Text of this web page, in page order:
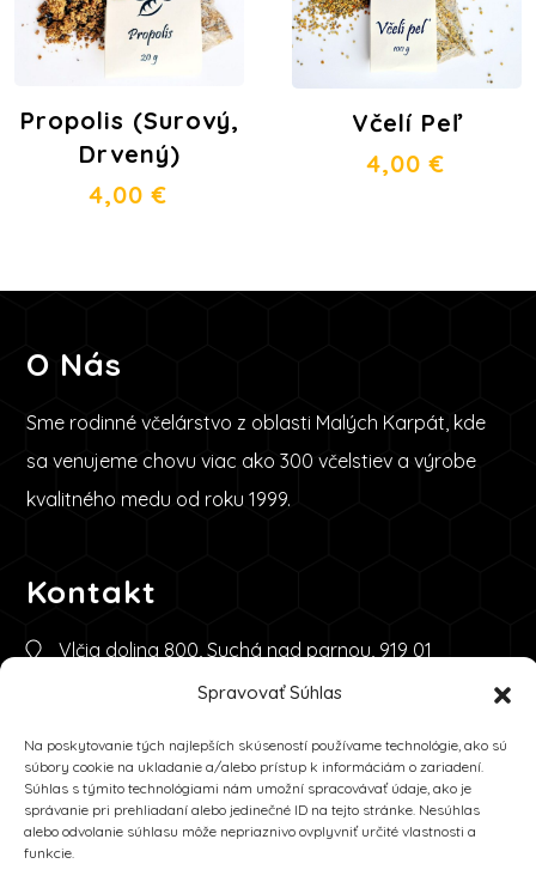
Spravovať Súhlas
Na poskytovanie tých najlepších skúseností používame technológie, ako sú
súbory cookie na ukladanie a/alebo prístup k informáciám o zariadení.
Súhlas s týmito technológiami nám umožní spracovávať údaje, ako je
správanie pri prehliadaní alebo jedinečné ID na tejto stránke. Nesúhlas
alebo odvolanie súhlasu môže nepriaznivo ovplyvniť určité vlastnosti a
funkcie.
Propolis (surový,
Drvený)
4,00€
Včelí Peľ
4,00€
O Nás
Sme rodinné včelárstvo z oblasti Malých Karpát, kde
sa venujeme chovu viac ako 300 včelstiev a výrobe
kvalitného medu od roku 1999.
Kontakt
Vlčia dolina 800, Suchá nad parnou, 919 01
+421 (0)944 094 222
info@medodvcelara.sk
Obchodné Podmienky